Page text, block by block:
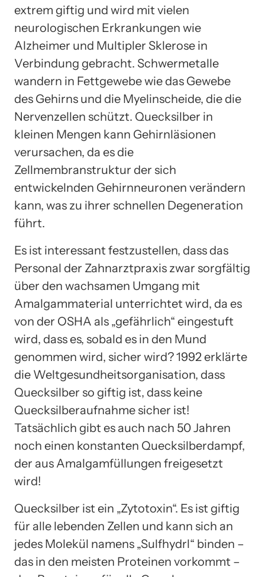
extrem giftig und wird mit vielen
neurologischen Erkrankungen wie
Alzheimer und Multipler Sklerose in
Verbindung gebracht. Schwermetalle
wandern in Fettgewebe wie das Gewebe
des Gehirns und die Myelinscheide, die die
Nervenzellen schützt. Quecksilber in
kleinen Mengen kann Gehirnläsionen
verursachen, da es die
Zellmembranstruktur der sich
entwickelnden Gehirnneuronen verändern
kann, was zu ihrer schnellen Degeneration
führt.
Es ist interessant festzustellen, dass das
Personal der Zahnarztpraxis zwar sorgfältig
über den wachsamen Umgang mit
Amalgammaterial unterrichtet wird, da es
von der OSHA als „gefährlich“ eingestuft
wird, dass es, sobald es in den Mund
genommen wird, sicher wird? 1992 erklärte
die Weltgesundheitsorganisation, dass
Quecksilber so giftig ist, dass keine
Quecksilberaufnahme sicher ist!
Tatsächlich gibt es auch nach 50 Jahren
noch einen konstanten Quecksilberdampf,
der aus Amalgamfüllungen freigesetzt
wird!
Quecksilber ist ein „Zytotoxin“. Es ist giftig
für alle lebenden Zellen und kann sich an
jedes Molekül namens „Sulfhydrl“ binden –
das in den meisten Proteinen vorkommt –